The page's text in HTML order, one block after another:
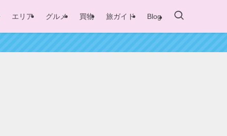
エリア グルメ 買物 旅ガイド Blog